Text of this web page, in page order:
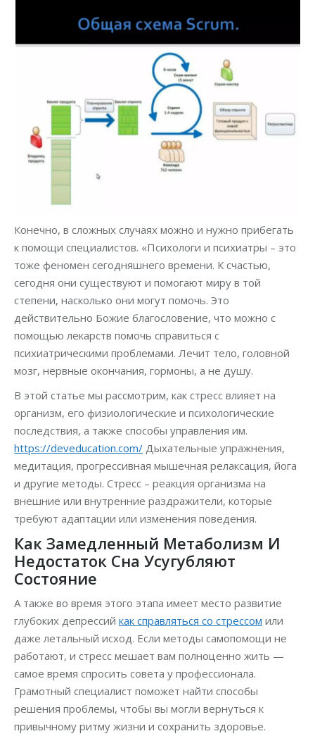
Конечно, в сложных случаях можно и нужно прибегать
к помощи специалистов. «Психологи и психиатры – это
тоже феномен сегодняшнего времени. К счастью,
сегодня они существуют и помогают миру в той
степени, насколько они могут помочь. Это
действительно Божие благословение, что можно с
помощью лекарств помочь справиться с
психиатрическими проблемами. Лечит тело, головной
мозг, нервные окончания, гормоны, а не душу.
В этой статье мы рассмотрим, как стресс влияет на
организм, его физиологические и психологические
последствия, а также способы управления им.
https://deveducation.com/ Дыхательные упражнения,
медитация, прогрессивная мышечная релаксация, йога
и другие методы. Стресс – реакция организма на
внешние или внутренние раздражители, которые
требуют адаптации или изменения поведения.
Как Замедленный Метаболизм И
Недостаток Сна Усугубляют
Состояние
А также во время этого этапа имеет место развитие
глубоких депрессий как справляться со стрессом или
даже летальный исход. Если методы самопомощи не
работают, и стресс мешает вам полноценно жить —
самое время спросить совета у профессионала.
Грамотный специалист поможет найти способы
решения проблемы, чтобы вы могли вернуться к
привычному ритму жизни и сохранить здоровье.